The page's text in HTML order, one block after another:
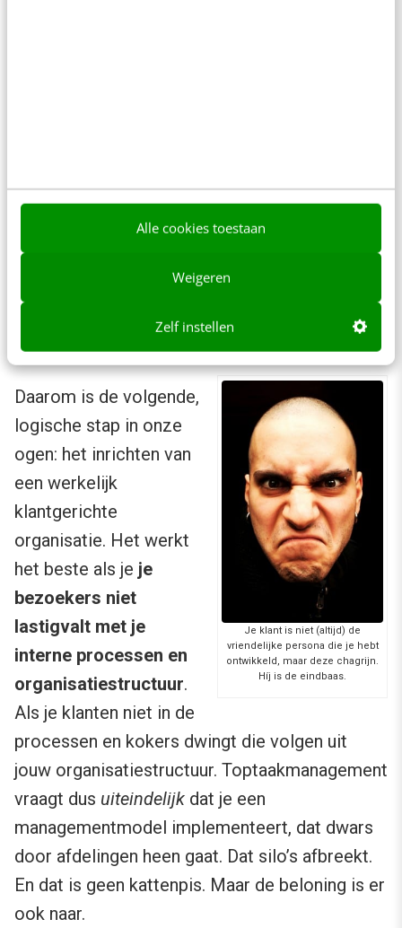
Alle cookies toestaan
Weigeren
Zelf instellen
en je site daar (eenmalig) op aanpassen, is
maar één stap. Toptaakmanagement vraagt
continue monitoring en optimalisatie van je
online proces én van je offline proces.
Je moet werkelijk klantgericht worden
Je klant is niet (altijd) de
vriendelijke persona die je hebt
ontwikkeld, maar deze chagrijn.
Híj is de eindbaas.
Daarom is de volgende,
logische stap in onze
ogen: het inrichten van
een werkelijk
klantgerichte
organisatie. Het werkt
het beste als je je
bezoekers niet
lastigvalt met je
interne processen en
organisatiestructuur.
Als je klanten niet in de
processen en kokers dwingt die volgen uit
jouw organisatiestructuur. Toptaakmanagement
vraagt dus uiteindelijk dat je een
managementmodel implementeert, dat dwars
door afdelingen heen gaat. Dat silo’s afbreekt.
En dat is geen kattenpis. Maar de beloning is er
ook naar.